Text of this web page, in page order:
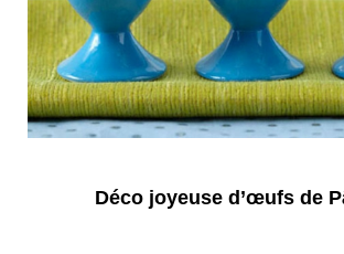
Déco joyeuse d’œufs de